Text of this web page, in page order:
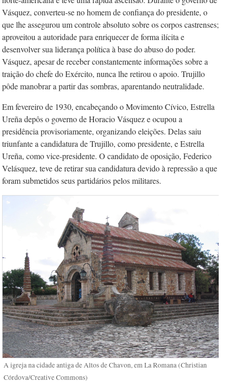
Vásquez, converteu-se no homem de confiança do presidente, o
que lhe assegurou um controle absoluto sobre os corpos castrenses;
aproveitou a autoridade para enriquecer de forma ilícita e
desenvolver sua liderança política à base do abuso do poder.
Vásquez, apesar de receber constantemente informações sobre a
traição do chefe do Exército, nunca lhe retirou o apoio. Trujillo
pôde manobrar a partir das sombras, aparentando neutralidade.
Em fevereiro de 1930, encabeçando o Movimento Cívico, Estrella
Ureña depôs o governo de Horacio Vásquez e ocupou a
presidência provisoriamente, organizando eleições. Delas saiu
triunfante a candidatura de Trujillo, como presidente, e Estrella
Ureña, como vice-presidente. O candidato de oposição, Federico
Velásquez, teve de retirar sua candidatura devido à repressão a que
foram submetidos seus partidários pelos militares.
A igreja na cidade antiga de Altos de Chavon, em La Romana (Christian
Córdova/Creative Commons)